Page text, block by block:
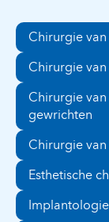
Chirurgie
Chirurgie
Chirurgie
gewrichten
Chirurgie
Esthetische
Implantologie